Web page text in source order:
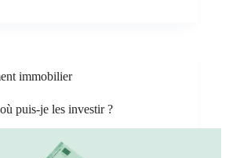
immobilier
puis-je les investir ?